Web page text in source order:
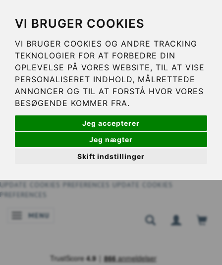
VI BRUGER COOKIES
VI BRUGER COOKIES OG ANDRE TRACKING
TEKNOLOGIER FOR AT FORBEDRE DIN
OPLEVELSE PÅ VORES WEBSITE, TIL AT VISE
PERSONALISERET INDHOLD, MÅLRETTEDE
ANNONCER OG TIL AT FORSTÅ HVOR VORES
BESØGENDE KOMMER FRA.
Jeg accepterer
Jeg nægter
Skift indstillinger
UPDATE COOKIES PREFERENCES
UPDATE COOKIES
PREFERENCES
NAVIGATIE IN-/UITSCHAKELEN
MENU